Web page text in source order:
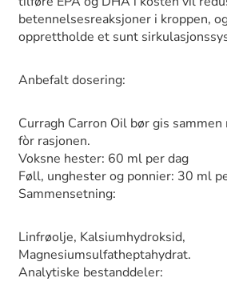
betennelsesreaksjoner i kroppen,
opprettholde et sunt
Anbefalt dosering:
Curragh Carron Oil bør gis
fòr rasjonen.
Voksne hester: 60 ml per dag
Føll, unghester og ponnier: 30 ml
Sammensetning:
Linfrøolje, Kalsiumhydroksid,
Magnesiumsulfatheptahydrat.
Analytiske bestanddeler: